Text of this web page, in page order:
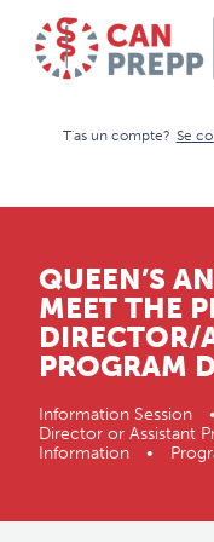
T'as un compte? Se
QUEEN’S
MEET THE
DIRECTOR/
PROGRAM
Information
Director or Assistant
Information •